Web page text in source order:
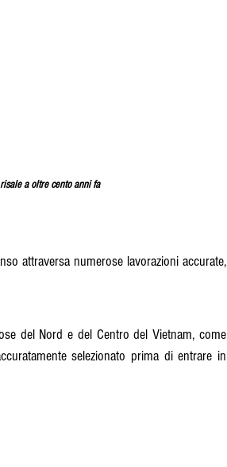
a oltre cento anni fa
attraversa numerose lavorazioni accurate,
del Nord e del Centro del Vietnam, come
selezionato prima di entrare in